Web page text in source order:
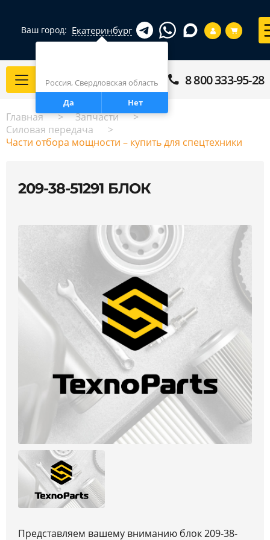
Ваш город: Екатеринбург
Россия, Свердловская область
Да
Нет
Каталог 8 800 333-95-28
Главная
Запчасти
Силовая передача
Части отбора мощности – купить для спецтехники
209-38-51291 БЛОК
Представляем вашему вниманию блок 209-38-